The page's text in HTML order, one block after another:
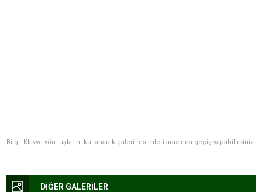
Bilgi: Klavye yön tuşlarını kullanarak galeri resimleri arasında geçiş yapabilirsiniz.
DİĞER GALERİLER